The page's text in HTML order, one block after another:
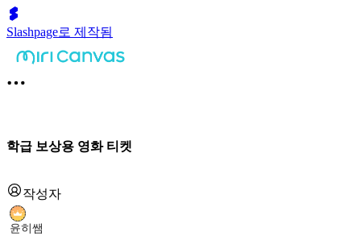
Slashpage로 제작됨
학급 보상용 영화 티켓
작성자
윤히쌤